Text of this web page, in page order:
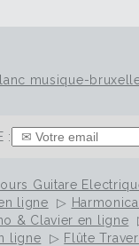
:
Guitare
ligne ▷
& Clavier en ligne
ligne ▷ Flûte